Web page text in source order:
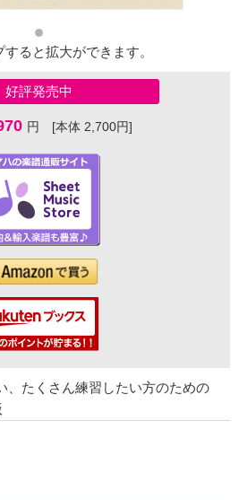
ると拡大ができます。
好評発売中
円 [本体 2,700円]
、たくさん練習したい方のための